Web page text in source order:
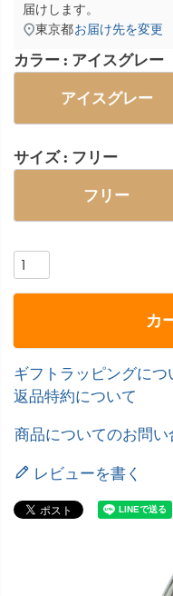
届けします。
東京都お届け先を変更
カラー アイスグレー
アイスグレー
サイズ フリー
フリー
カ
ギフトラッピングにつ
返品特約について
商品についてのお問い
レビューを書く